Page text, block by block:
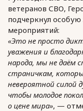
ветеранов СВО,
подчеркнул
мероприятий:
«Это не просто
уважения и
народа, мы не даём
страничкам,
невероятной силой
чтобы молодое
о цене мира», —